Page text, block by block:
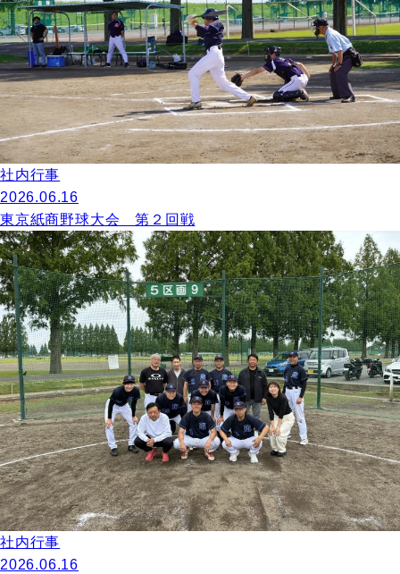
社内行事
2026.06.16
東京紙商野球大会 第２回戦
社内行事
2026.06.16